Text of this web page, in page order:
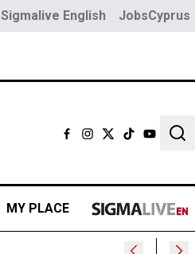
Sigmalive English JobsCyprus
MY PLACE